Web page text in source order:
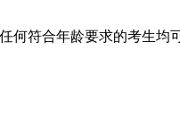
何符合年龄要求的考生均